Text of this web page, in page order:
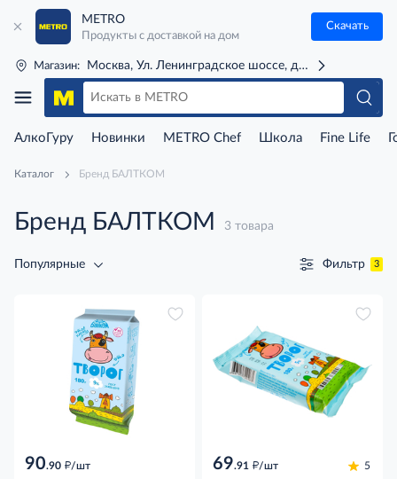
METRO
Продукты с доставкой на дом
Скачать
Магазин: Москва, Ул. Ленинградское шоссе, д. 71Г (м. Речной
АлкоГуру Новинки METRO Chef Школа Fine Life
Каталог Бренд БАЛТКОМ
Бренд БАЛТКОМ 3 товара
Популярные Фильтр 3
90.90 д/шт 69.91 д/шт 5